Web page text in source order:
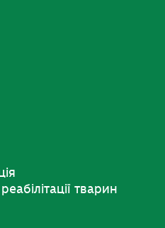
тварин